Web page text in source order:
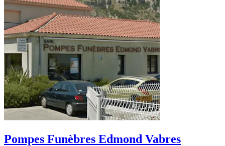
Pompes Funèbres Edmond Vabres